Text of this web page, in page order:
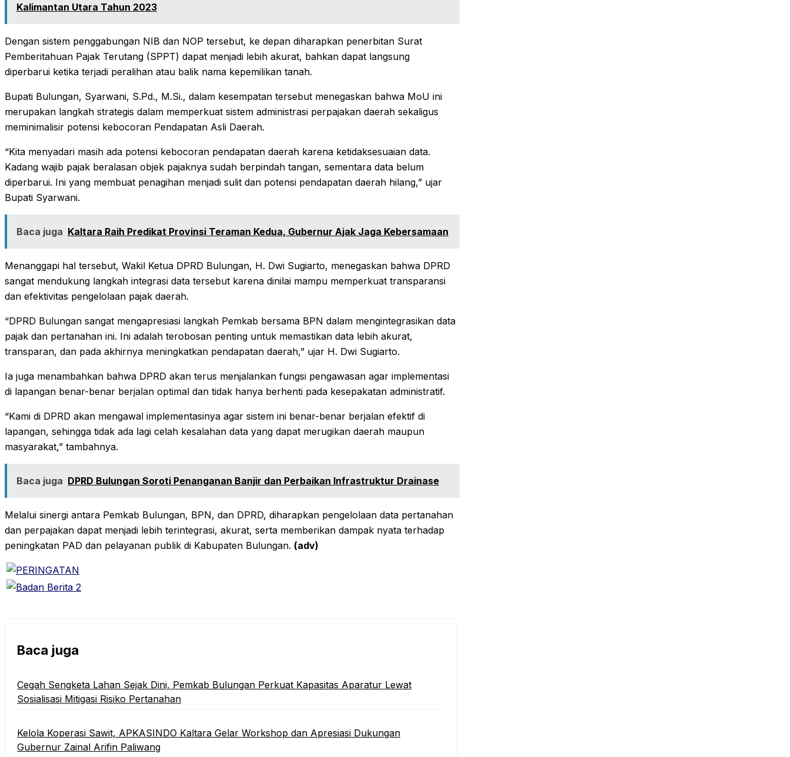
Kalimantan Utara Tahun 2023
Dengan sistem penggabungan NIB dan NOP tersebut, ke depan diharapkan penerbitan Surat
Pemberitahuan Pajak Terutang (SPPT) dapat menjadi lebih akurat, bahkan dapat langsung
diperbarui ketika terjadi peralihan atau balik nama kepemilikan tanah.
Bupati Bulungan, Syarwani, S.Pd., M.Si., dalam kesempatan tersebut menegaskan bahwa MoU ini
merupakan langkah strategis dalam memperkuat sistem administrasi perpajakan daerah sekaligus
meminimalisir potensi kebocoran Pendapatan Asli Daerah.
“Kita menyadari masih ada potensi kebocoran pendapatan daerah karena ketidaksesuaian data.
Kadang wajib pajak beralasan objek pajaknya sudah berpindah tangan, sementara data belum
diperbarui. Ini yang membuat penagihan menjadi sulit dan potensi pendapatan daerah hilang,” ujar
Bupati Syarwani.
Baca juga Kaltara Raih Predikat Provinsi Teraman Kedua, Gubernur Ajak Jaga Kebersamaan
Menanggapi hal tersebut, Wakil Ketua DPRD Bulungan, H. Dwi Sugiarto, menegaskan bahwa DPRD
sangat mendukung langkah integrasi data tersebut karena dinilai mampu memperkuat transparansi
dan efektivitas pengelolaan pajak daerah.
“DPRD Bulungan sangat mengapresiasi langkah Pemkab bersama BPN dalam mengintegrasikan data
pajak dan pertanahan ini. Ini adalah terobosan penting untuk memastikan data lebih akurat,
transparan, dan pada akhirnya meningkatkan pendapatan daerah,” ujar H. Dwi Sugiarto.
Ia juga menambahkan bahwa DPRD akan terus menjalankan fungsi pengawasan agar implementasi
di lapangan benar-benar berjalan optimal dan tidak hanya berhenti pada kesepakatan administratif.
“Kami di DPRD akan mengawal implementasinya agar sistem ini benar-benar berjalan efektif di
lapangan, sehingga tidak ada lagi celah kesalahan data yang dapat merugikan daerah maupun
masyarakat,” tambahnya.
Baca juga DPRD Bulungan Soroti Penanganan Banjir dan Perbaikan Infrastruktur Drainase
Melalui sinergi antara Pemkab Bulungan, BPN, dan DPRD, diharapkan pengelolaan data pertanahan
dan perpajakan dapat menjadi lebih terintegrasi, akurat, serta memberikan dampak nyata terhadap
peningkatan PAD dan pelayanan publik di Kabupaten Bulungan. (adv)
Baca juga
Cegah Sengketa Lahan Sejak Dini, Pemkab Bulungan Perkuat Kapasitas Aparatur Lewat
Sosialisasi Mitigasi Risiko Pertanahan
Kelola Koperasi Sawit, APKASINDO Kaltara Gelar Workshop dan Apresiasi Dukungan
Gubernur Zainal Arifin Paliwang